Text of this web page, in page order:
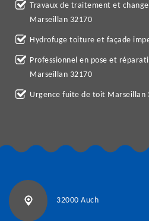
Travaux de traitement et
Marseillan 32170
Hydrofuge toiture et façade
Professionnel en pose et
Marseillan 32170
Urgence fuite de toit Marseillan
32000 Auch